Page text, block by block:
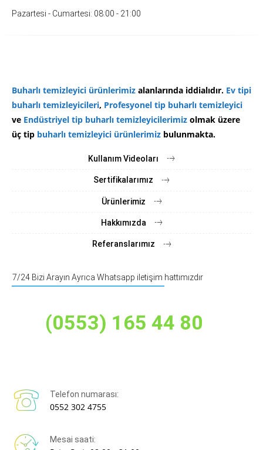
Pazartesi - Cumartesi: 08:00 - 21:00
Buharlı temizleyici ürünlerimiz alanlarında iddialıdır. Ev tipi
buharlı temizleyicileri, Profesyonel tip buharlı temizleyici
ve Endüstriyel tip buharlı temizleyicilerimiz olmak üzere
üç tip buharlı temizleyici ürünlerimiz bulunmakta.
Kullanım Videoları
Sertifikalarımız
Ürünlerimiz
Hakkımızda
Referanslarımız
7/24 Bizi Arayın Ayrıca Whatsapp iletişim hattımızdır
(0553) 165 44 80
Telefon numarası:
0552 302 4755
Mesai saati: